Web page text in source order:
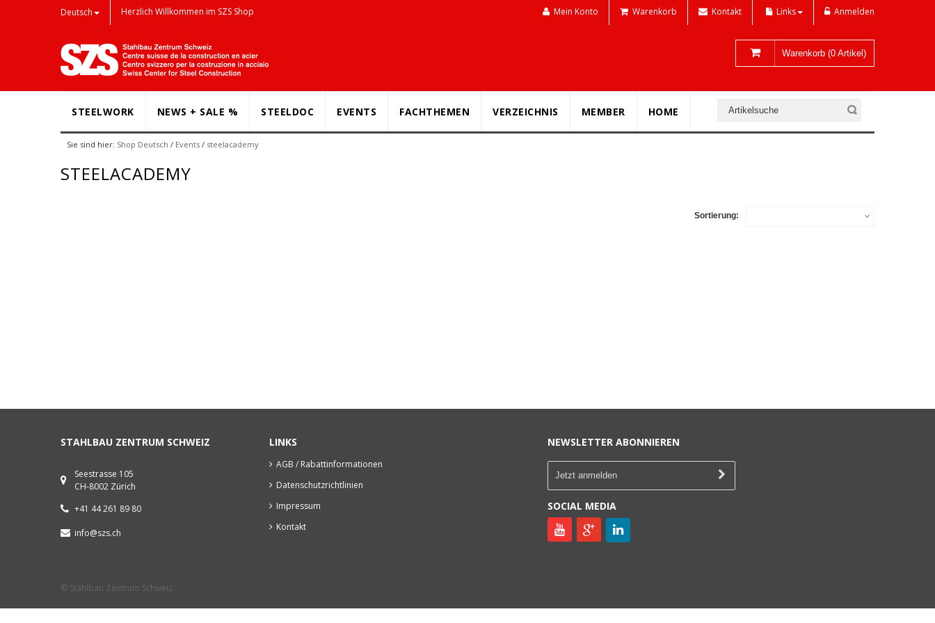
Deutsch Herzlich Willkommen im SZS Shop Mein Konto Warenkorb Kontakt Links Anmelden
Warenkorb (0 Artikel)
STEELWORK NEWS + SALE % STEELDOC EVENTS FACHTHEMEN VERZEICHNIS MEMBER HOME
Sie sind hier: Shop Deutsch / Events / steelacademy
STEELACADEMY
Sortierung:
STAHLBAU ZENTRUM SCHWEIZ
Seestrasse 105
CH-8002 Zürich
+41 44 261 89 80
info@szs.ch
LINKS
AGB / Rabattinformationen
Datenschutzrichtlinien
Impressum
Kontakt
NEWSLETTER ABONNIEREN
SOCIAL MEDIA
© Stahlbau Zentrum Schweiz